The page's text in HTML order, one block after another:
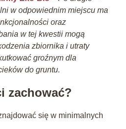
w odpowiednim miejscu ma
oraz
w tej kwestii mogą
zbiornika i utraty
groźnym dla
do gruntu.
zachować?
się w minimalnych